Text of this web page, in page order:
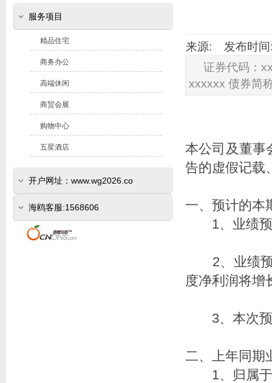
来源: 发布时
证券代码：
xxxxxx 债券简
本公司及董事
告的虚假记载
一、预计的本
1、业绩预
2、业绩预
度净利润将增
3、本次预
二、上年同期
1、归属于
服务项目
精品住宅
商务办公
高端休闲
商贸会展
购物中心
五星酒店
开户网址：www.wg2026.co
(www.sr800.com)
海鸥客服:1568606